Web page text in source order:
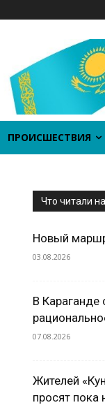
ПРОИСШЕСТВИЯ
Что читали
Новый
03.08.2026
В
07.08.2026
Жителей
просят пока